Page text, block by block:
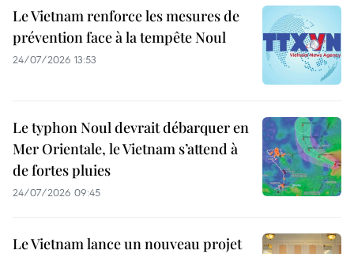
Le Vietnam renforce les mesures de
prévention face à la tempête Noul
24/07/2026 13:53
Le typhon Noul devrait débarquer en
Mer Orientale, le Vietnam s’attend à
de fortes pluies
24/07/2026 09:45
Le Vietnam lance un nouveau projet